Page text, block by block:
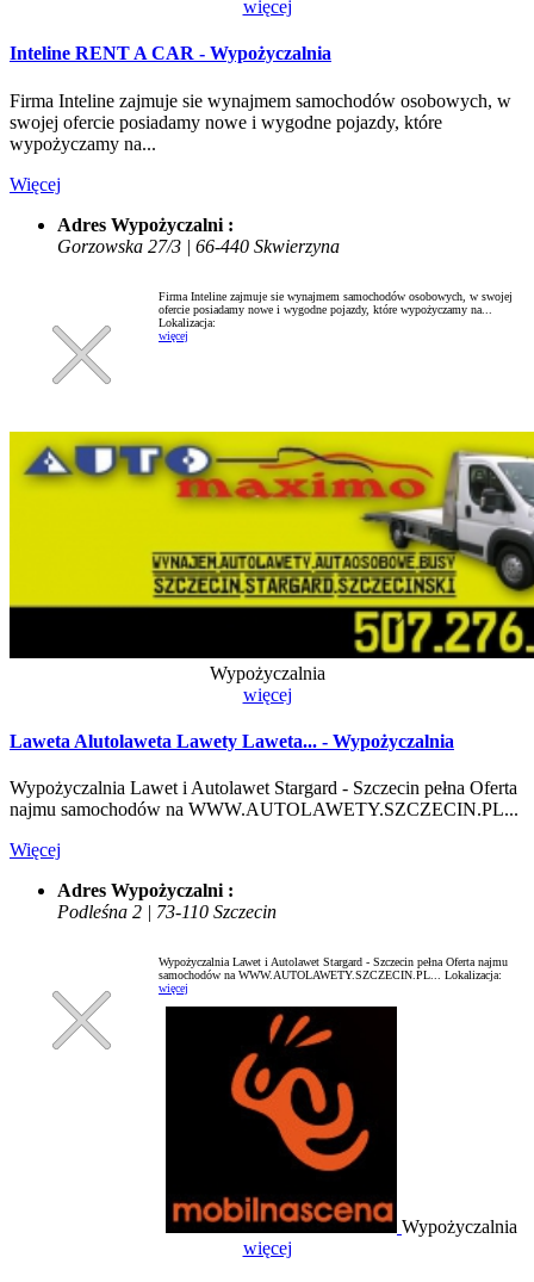
więcej
Inteline RENT A CAR - Wypożyczalnia
Firma Inteline zajmuje sie wynajmem samochodów osobowych, w
swojej ofercie posiadamy nowe i wygodne pojazdy, które
wypożyczamy na...
Więcej
Adres Wypożyczalni :
Gorzowska 27/3 | 66-440 Skwierzyna
Firma Inteline zajmuje sie wynajmem samochodów osobowych, w swojej
ofercie posiadamy nowe i wygodne pojazdy, które wypożyczamy na...
Lokalizacja:
więcej
Wypożyczalnia
więcej
Laweta Alutolaweta Lawety Laweta... - Wypożyczalnia
Wypożyczalnia Lawet i Autolawet Stargard - Szczecin pełna Oferta
najmu samochodów na WWW.AUTOLAWETY.SZCZECIN.PL...
Więcej
Adres Wypożyczalni :
Podleśna 2 | 73-110 Szczecin
Wypożyczalnia Lawet i Autolawet Stargard - Szczecin pełna Oferta najmu
samochodów na WWW.AUTOLAWETY.SZCZECIN.PL... Lokalizacja:
więcej
Wypożyczalnia
więcej